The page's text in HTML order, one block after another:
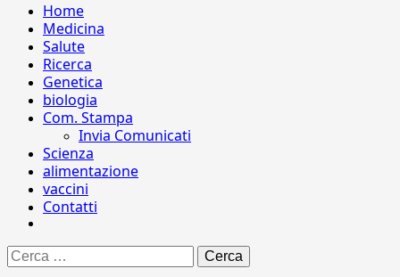
Home
Medicina
Salute
Ricerca
Genetica
biologia
Com. Stampa
Invia Comunicati
Scienza
alimentazione
vaccini
Contatti
Ricerca
per: